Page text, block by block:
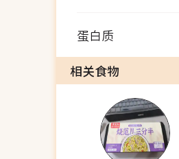
蛋白质
相关食物